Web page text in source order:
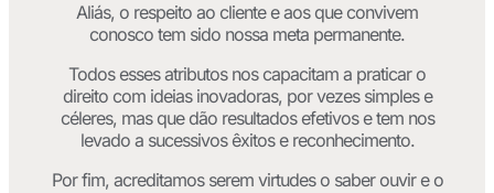
Aliás, o respeito ao cliente e aos que convivem
conosco tem sido nossa meta permanente.
Todos esses atributos nos capacitam a praticar o
direito com ideias inovadoras, por vezes simples e
céleres, mas que dão resultados efetivos e tem nos
levado a sucessivos êxitos e reconhecimento.
Por fim, acreditamos serem virtudes o saber ouvir e o